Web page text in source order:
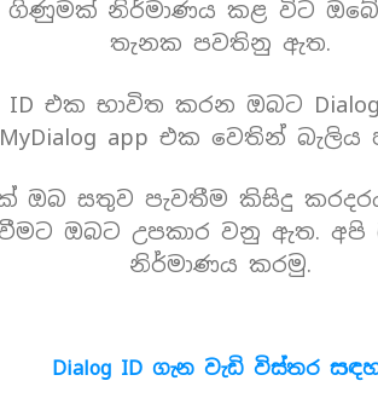
නිර්මාණය කළ විට ඔබේ
තැනක පවතිනු ඇත.
ID එක භාවිත කරන ඔබට
app එක වෙතින්
ඔබ සතුව පැවතීම කිසිදු
ඔබට උපකාර වනු ඇත. අපි
නිර්මාණය කරමු.
Dialog ID ගැන වැඩි විස්තර